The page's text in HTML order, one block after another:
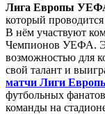
Лига Европы
который
В нём участвуют
Чемпионов УЕФА.
возможностью для
свой талант и
матчи Лиги
футбольных
команды на